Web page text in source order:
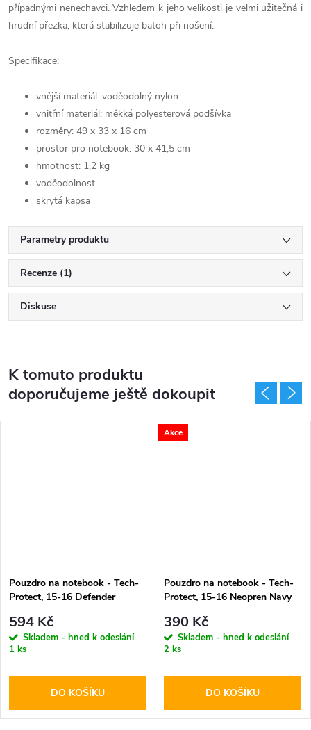
případnými nenechavci. Vzhledem k jeho velikosti je velmi užitečná i
hrudní přezka, která stabilizuje batoh při nošení.
Specifikace:
vnější materiál: voděodolný nylon
vnitřní materiál: měkká polyesterová podšívka
rozměry: 49 x 33 x 16 cm
prostor pro notebook: 30 x 41,5 cm
hmotnost: 1,2 kg
voděodolnost
skrytá kapsa
Parametry produktu
Recenze (1)
Diskuse
K tomuto produktu
doporučujeme ještě dokoupit
Pouzdro na notebook - Tech-
Protect, 15-16 Defender
594 Kč
Skladem - hned k odeslání
1 ks
DO KOŠÍKU
Akce
Pouzdro na notebook - Tech-
Protect, 15-16 Neopren Navy
390 Kč
Skladem - hned k odeslání
2 ks
DO KOŠÍKU